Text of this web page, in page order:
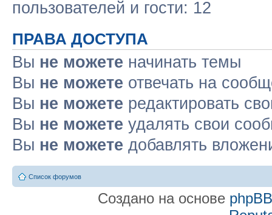
пользователей и гости: 12
ПРАВА ДОСТУПА
Вы не можете начинать темы
Вы не можете отвечать на
Вы не можете редактировать
Вы не можете удалять свои
Вы не можете добавлять
Список форумов
Создано на основе phpBB